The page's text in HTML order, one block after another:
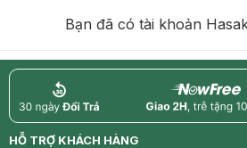
Bạn đã có tài khoản
return nowfree
HỖ TRỢ KHÁCH HÀNG